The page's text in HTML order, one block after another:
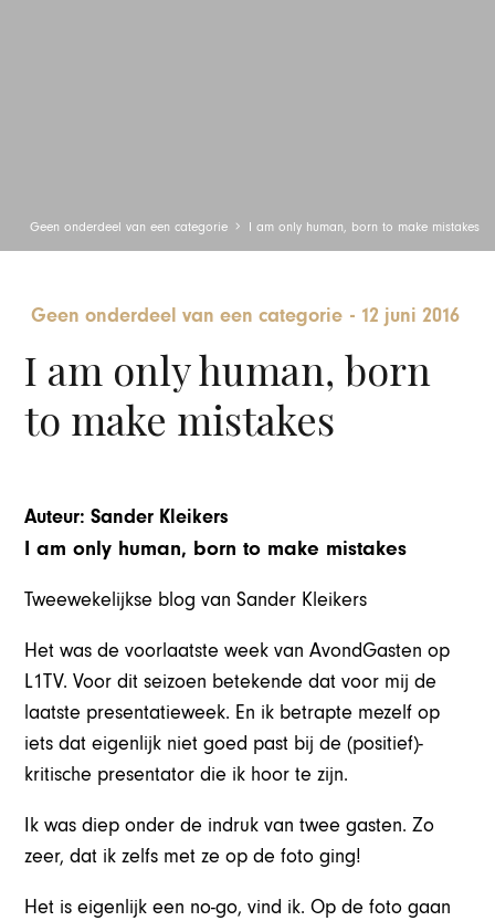
Geen onderdeel van een categorie I am only human, born to make mistakes
Geen onderdeel van een categorie - 12 juni 2016
I am only human, born
to make mistakes
Auteur: Sander Kleikers
I am only human, born to make mistakes
Tweewekelijkse blog van Sander Kleikers
Het was de voorlaatste week van AvondGasten op
L1TV. Voor dit seizoen betekende dat voor mij de
laatste presentatieweek. En ik betrapte mezelf op
iets dat eigenlijk niet goed past bij de (positief)-
kritische presentator die ik hoor te zijn.
Ik was diep onder de indruk van twee gasten. Zo
zeer, dat ik zelfs met ze op de foto ging!
Het is eigenlijk een no-go, vind ik. Op de foto gaan